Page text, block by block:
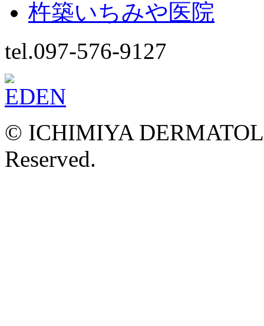
杵築いちみや医院
tel.097-576-9127
© ICHIMIYA
Reserved.